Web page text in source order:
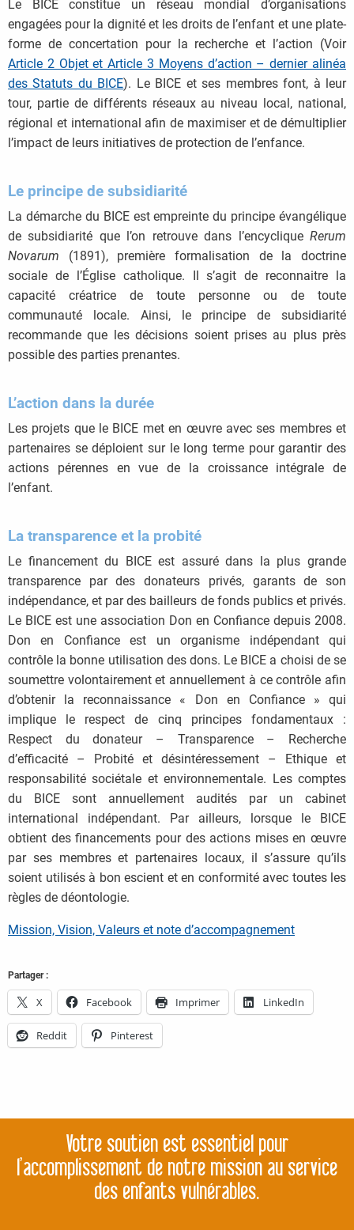
Le BICE constitue un réseau mondial d’organisations
engagées pour la dignité et les droits de l’enfant et une plate-
forme de concertation pour la recherche et l’action (Voir
Article 2 Objet et Article 3 Moyens d’action – dernier alinéa
des Statuts du BICE). Le BICE et ses membres font, à leur
tour, partie de différents réseaux au niveau local, national,
régional et international afin de maximiser et de démultiplier
l’impact de leurs initiatives de protection de l’enfance.
Le principe de subsidiarité
La démarche du BICE est empreinte du principe évangélique
de subsidiarité que l’on retrouve dans l’encyclique Rerum
Novarum (1891), première formalisation de la doctrine
sociale de l’Église catholique. Il s’agit de reconnaitre la
capacité créatrice de toute personne ou de toute
communauté locale. Ainsi, le principe de subsidiarité
recommande que les décisions soient prises au plus près
possible des parties prenantes.
L’action dans la durée
Les projets que le BICE met en œuvre avec ses membres et
partenaires se déploient sur le long terme pour garantir des
actions pérennes en vue de la croissance intégrale de
l’enfant.
La transparence et la probité
Le financement du BICE est assuré dans la plus grande
transparence par des donateurs privés, garants de son
indépendance, et par des bailleurs de fonds publics et privés.
Le BICE est une association Don en Confiance depuis 2008.
Don en Confiance est un organisme indépendant qui
contrôle la bonne utilisation des dons. Le BICE a choisi de se
soumettre volontairement et annuellement à ce contrôle afin
d’obtenir la reconnaissance « Don en Confiance » qui
implique le respect de cinq principes fondamentaux :
Respect du donateur – Transparence – Recherche
d’efficacité – Probité et désintéressement – Ethique et
responsabilité sociétale et environnementale. Les comptes
du BICE sont annuellement audités par un cabinet
international indépendant. Par ailleurs, lorsque le BICE
obtient des financements pour des actions mises en œuvre
par ses membres et partenaires locaux, il s’assure qu’ils
soient utilisés à bon escient et en conformité avec toutes les
règles de déontologie.
Mission, Vision, Valeurs et note d’accompagnement
Partager :
X Facebook Imprimer LinkedIn
Reddit Pinterest
Votre soutien est essentiel pour
l’accomplissement de notre mission au service
des enfants vulnérables.